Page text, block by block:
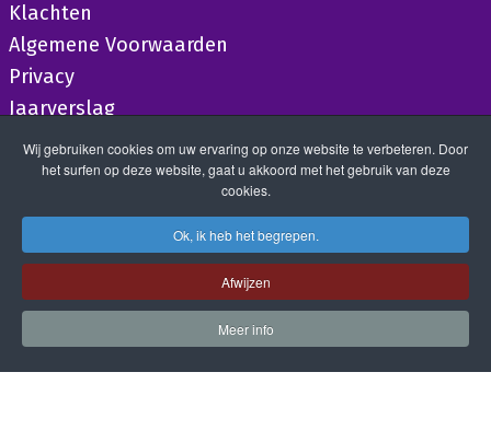
Klachten
Algemene Voorwaarden
Privacy
Jaarverslag
Wij gebruiken cookies om uw ervaring op onze website te verbeteren. Door
het surfen op deze website, gaat u akkoord met het gebruik van deze
cookies.
Ok, ik heb het begrepen.
Afwijzen
Meer info